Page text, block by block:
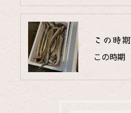
この時期
この時期